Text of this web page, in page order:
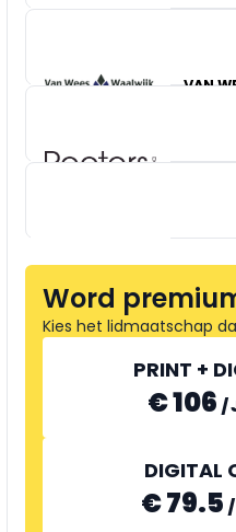
VAN
Word
Kies het lidmaatschap
PRINT +
€ 106 /
DIGITAL
€ 79.5 /